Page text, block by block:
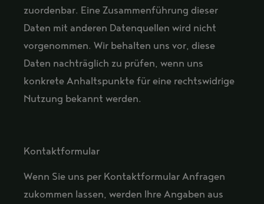
zuordenbar. Eine Zusammenführung dieser
Daten mit anderen Datenquellen wird nicht
vorgenommen. Wir behalten uns vor, diese
Daten nachträglich zu prüfen, wenn uns
konkrete Anhaltspunkte für eine rechtswidrige
Nutzung bekannt werden.
Kontaktformular
Wenn Sie uns per Kontaktformular Anfragen
zukommen lassen, werden Ihre Angaben aus